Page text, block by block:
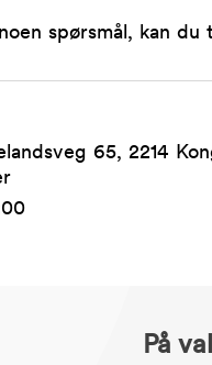
spørsmål, kan du
65, 2214
På